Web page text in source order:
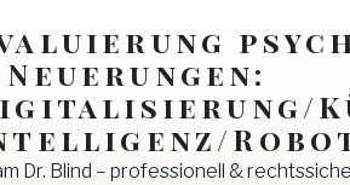
Neuerungen:
Dr. Blind – professionell &